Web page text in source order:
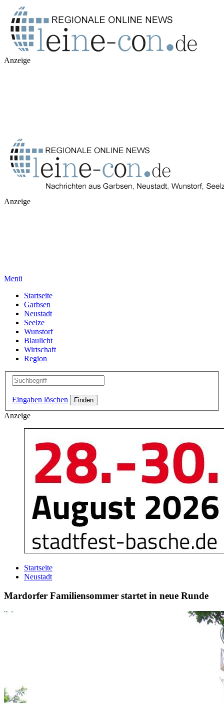
Anzeige
Anzeige
Menü
Startseite
Garbsen
Neustadt
Seelze
Wunstorf
Blaulicht
Wirtschaft
Region
Eingaben löschen
Anzeige
Startseite
Neustadt
Mardorfer Familiensommer startet in neue Runde